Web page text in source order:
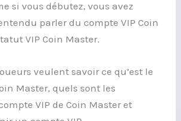
si vous débutez, vous avez
parler du compte VIP Coin
VIP Coin Master.
veulent savoir ce qu’est le
Master, quels sont les
VIP de Coin Master et